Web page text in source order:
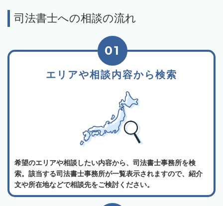
司法書士への相談の流れ
エリアや相談内容から検索
01
希望のエリアや相談したい内容から、司法書士事務所を検
索。該当する司法書士事務所が一覧表示されますので、紹介
文や所在地などで相談先をご検討ください。